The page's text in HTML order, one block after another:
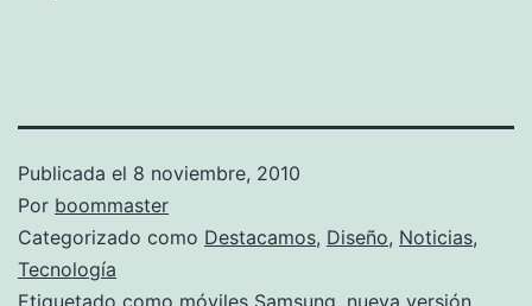
Publicada el 8 noviembre, 2010
Por boommaster
Categorizado como Destacamos, Diseño, Noticias,
Tecnología
Etiquetado como móviles Samsung, nueva versión